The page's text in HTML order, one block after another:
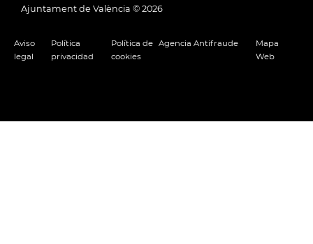
Ajuntament de València © 2026
Aviso
legal
Política
privacidad
Política de
cookies
Agencia Antifraude
Mapa
Web